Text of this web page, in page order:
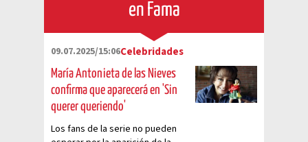
en Fama
09.07.2025/15:06Celebridades
María Antonieta de las Nieves
confirma que aparecerá en 'Sin
querer queriendo'
Los fans de la serie no pueden